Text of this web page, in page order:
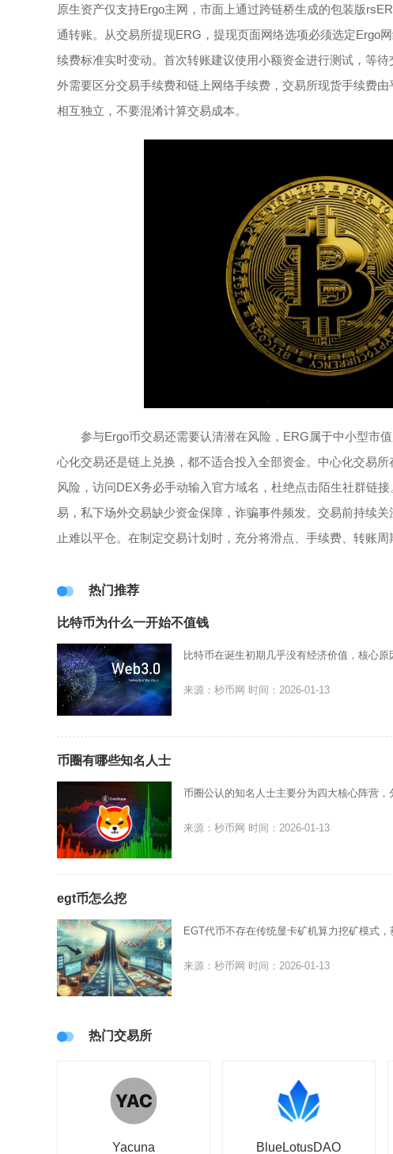
原生资产仅支持Ergo主网，市面上通过跨链桥生成的包装版
通转账。从交易所提现ERG，提现页面网络选项必须选定Ergo
续费标准实时变动。首次转账建议使用小额资金进行测试，等
外需要区分交易手续费和链上网络手续费，交易所现货手续费
相互独立，不要混淆计算交易成本。
参与Ergo币交易还需要认清潜在风险，ERG属于中小型市
心化交易还是链上兑换，都不适合投入全部资金。中心化交易
风险，访问DEX务必手动输入官方域名，杜绝点击陌生社群链
易，私下场外交易缺少资金保障，诈骗事件频发。交易前持续
止难以平仓。在制定交易计划时，充分将滑点、手续费、转账周
热门推荐
比特币为什么一开始不值钱
比特币在诞生初期几乎没有经济价值，核心
来源：秒币网 时间：2026-01-13
币圈有哪些知名人士
币圈公认的知名人士主要分为四大核心阵营
来源：秒币网 时间：2026-01-13
egt币怎么挖
EGT代币不存在传统显卡矿机算力挖矿模式
来源：秒币网 时间：2026-01-13
热门交易所
Yacuna BlueLotusDAO